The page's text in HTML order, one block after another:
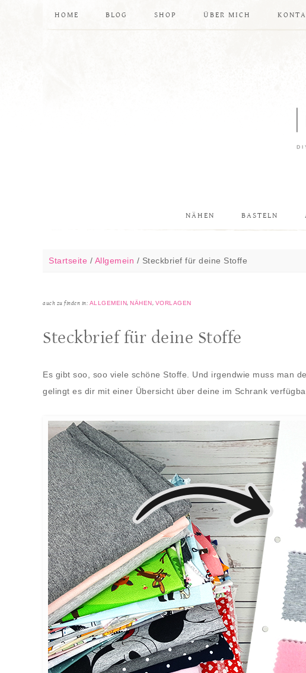
HOME BLOG SHOP ÜBER MICH
NÄHEN BASTELN
Startseite / Allgemein / Steckbrief für deine Stoffe
auch zu finden in: ALLGEMEIN, NÄHEN, VORLAGEN
Steckbrief für deine Stoffe
Es gibt soo, soo viele schöne Stoffe. Und irgendwie muss man
gelingt es dir mit einer Übersicht über deine im Schrank